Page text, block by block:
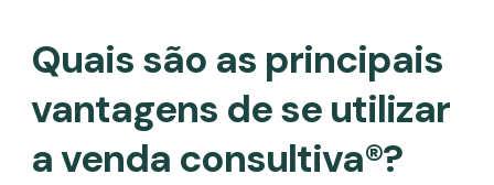
Quais são as principais
vantagens de se utilizar
a venda consultiva®?